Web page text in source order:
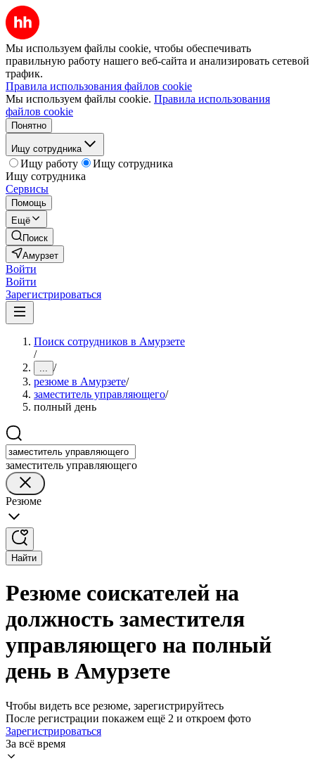
Мы используем файлы cookie, чтобы обеспечивать
правильную работу нашего веб-сайта и анализировать сетевой
трафик.
Правила использования файлов cookie
Мы используем файлы cookie. Правила использования
файлов cookie
Понятно
Ищу сотрудника
Ищу работу
Ищу сотрудника
Ищу сотрудника
Сервисы
Помощь
Ещё
Поиск
Амурзет
Войти
Войти
Зарегистрироваться
Поиск сотрудников в Амурзете
/
... /
резюме в Амурзете/
заместитель управляющего/
полный день
заместитель управляющего
Резюме
Найти
Резюме соискателей на
должность заместителя
управляющего на полный
день в Амурзете
Чтобы видеть все резюме, зарегистрируйтесь
После регистрации покажем ещё 2 и откроем фото
Зарегистрироваться
За всё время